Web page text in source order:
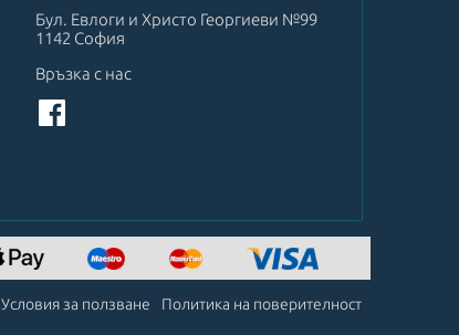
Бул. Евлоги и Христо Георгиеви №99
1142 София
Връзка с нас
Условия за ползване Политика на поверителност